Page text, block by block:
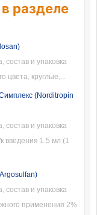
разделе
состав и упаковка
цвета, круглые,...
(Norditropin
состав и упаковка
введения 1.5 мл (1
состав и упаковка
применения 2%